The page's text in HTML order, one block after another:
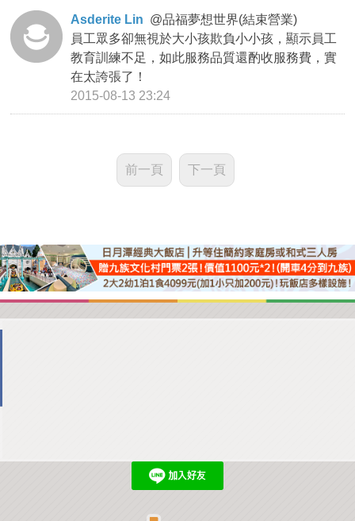
APP下載
Asderite Lin @品福夢想世界(結束營業)
員工眾多卻無視於大小孩欺負小小孩，顯示員工
教育訓練不足，如此服務品質還酌收服務費，實
在太誇張了！
2015-08-13 23:24
前一頁 下一頁